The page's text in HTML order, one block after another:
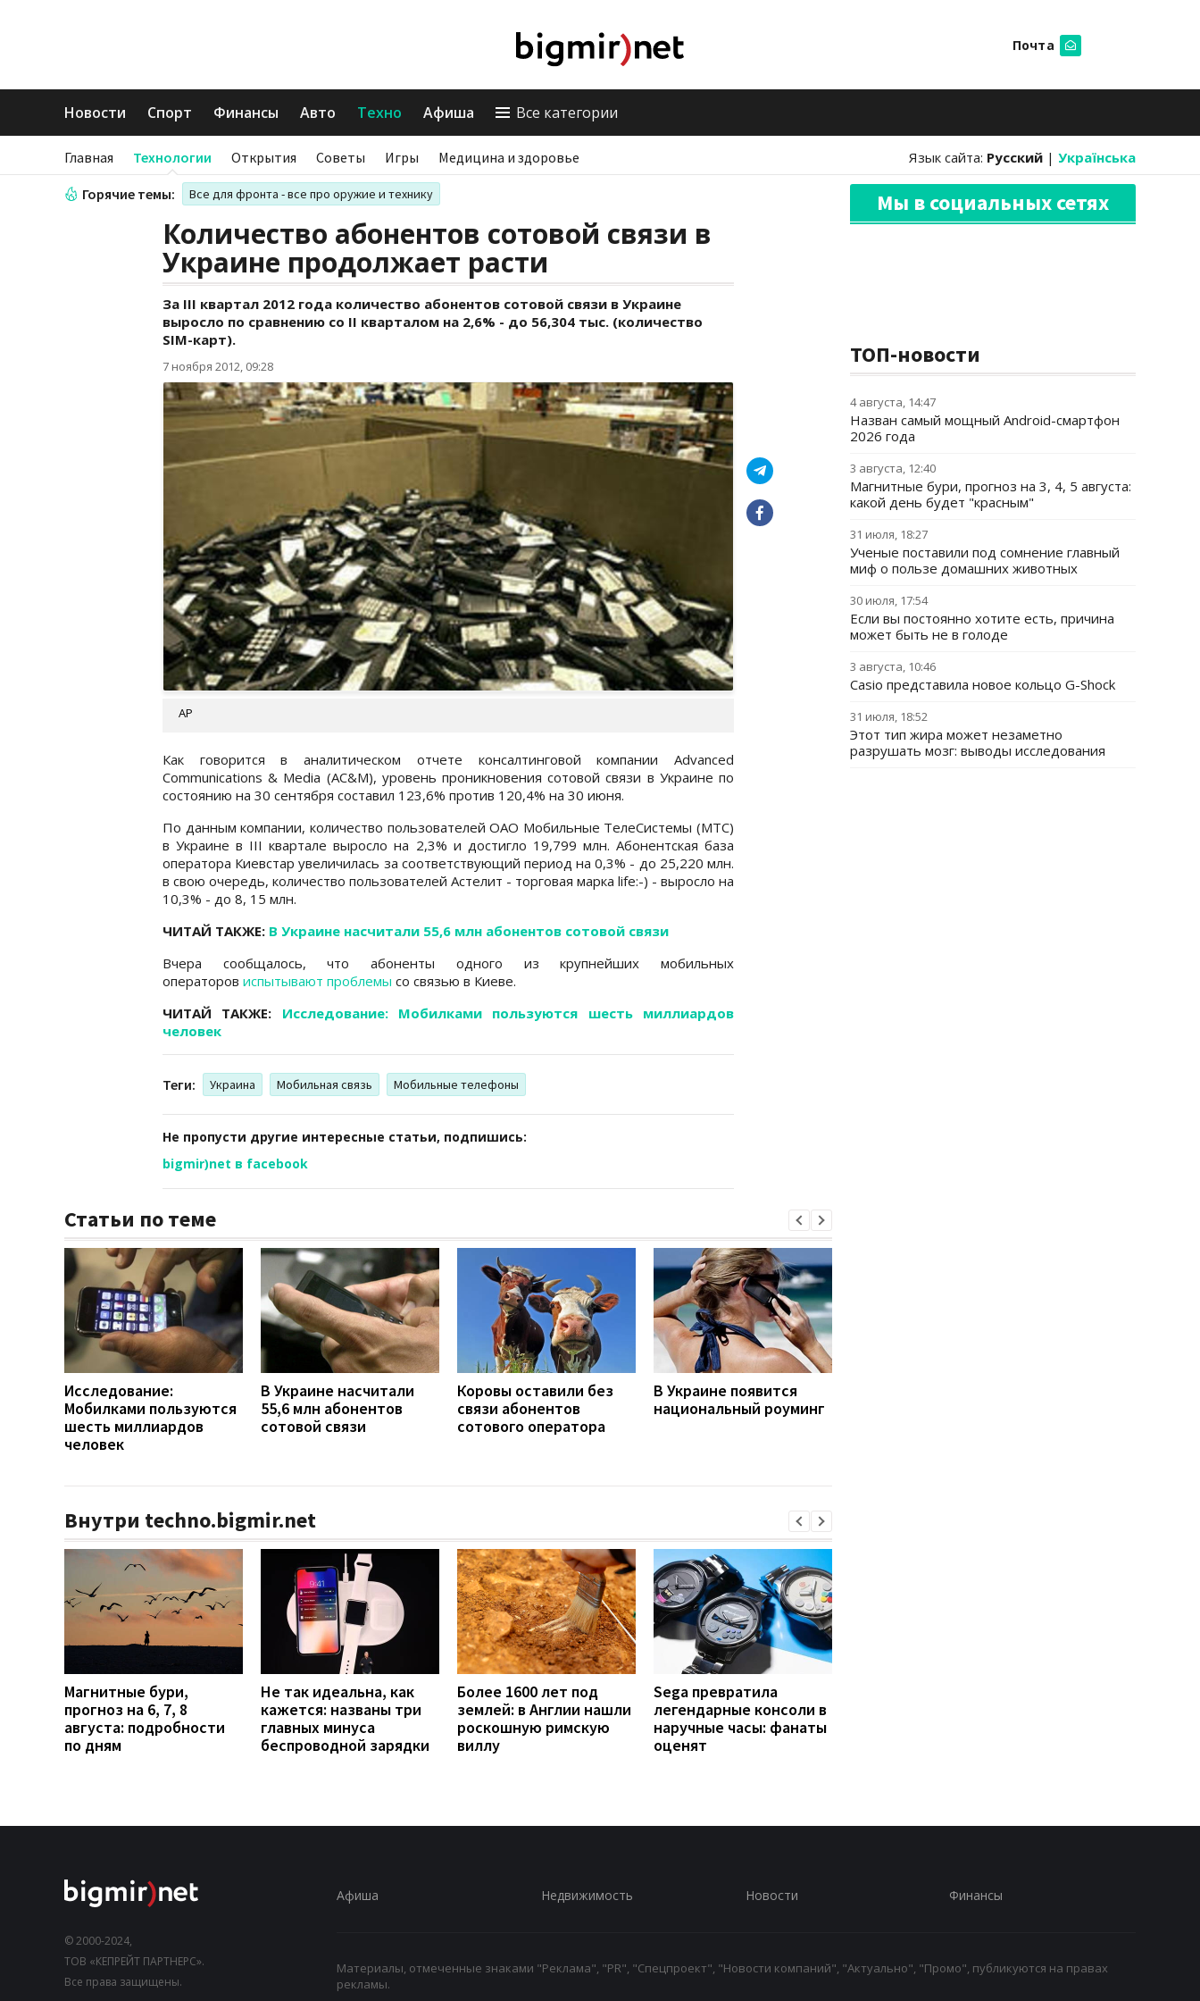
Почта
Новости Спорт Финансы Авто Техно Афиша Все категории
Главная Технологии Открытия Советы Игры Медицина и здоровье Язык сайта: Русский | Українська
Горячие темы: Все для фронта - все про оружие и технику
Количество абонентов сотовой связи в
Украине продолжает расти
За III квартал 2012 года количество абонентов сотовой связи в Украине
выросло по сравнению со II кварталом на 2,6% - до 56,304 тыс. (количество
SIM-карт).
7 ноября 2012, 09:28
AP
Как говорится в аналитическом отчете консалтинговой компании Advanced
Communications & Media (AC&M), уровень проникновения сотовой связи в Украине по
состоянию на 30 сентября составил 123,6% против 120,4% на 30 июня.
По данным компании, количество пользователей ОАО Мобильные ТелеСистемы (МТС)
в Украине в III квартале выросло на 2,3% и достигло 19,799 млн. Абонентская база
оператора Киевстар увеличилась за соответствующий период на 0,3% - до 25,220 млн.
в свою очередь, количество пользователей Астелит - торговая марка life:-) - выросло на
10,3% - до 8, 15 млн.
ЧИТАЙ ТАКЖЕ: В Украине насчитали 55,6 млн абонентов сотовой связи
Вчера сообщалось, что абоненты одного из крупнейших мобильных
операторов испытывают проблемы со связью в Киеве.
ЧИТАЙ ТАКЖЕ: Исследование: Мобилками пользуются шесть миллиардов
человек
Теги: Украина Мобильная связь Мобильные телефоны
Не пропусти другие интересные статьи, подпишись:
bigmir)net в facebook
Статьи по теме
Исследование:
Мобилками пользуются
шесть миллиардов
человек
В Украине насчитали
55,6 млн абонентов
сотовой связи
Коровы оставили без
связи абонентов
сотового оператора
В Украине появится
национальный роуминг
Внутри techno.bigmir.net
Магнитные бури,
прогноз на 6, 7, 8
августа: подробности
по дням
Не так идеальна, как
кажется: названы три
главных минуса
беспроводной зарядки
Более 1600 лет под
землей: в Англии нашли
роскошную римскую
виллу
Sega превратила
легендарные консоли в
наручные часы: фанаты
оценят
Мы в социальных сетях
ТОП-новости
4 августа, 14:47
Назван самый мощный Android-смартфон
2026 года
3 августа, 12:40
Магнитные бури, прогноз на 3, 4, 5 августа:
какой день будет "красным"
31 июля, 18:27
Ученые поставили под сомнение главный
миф о пользе домашних животных
30 июля, 17:54
Если вы постоянно хотите есть, причина
может быть не в голоде
3 августа, 10:46
Casio представила новое кольцо G-Shock
31 июля, 18:52
Этот тип жира может незаметно
разрушать мозг: выводы исследования
© 2000-2024,
ТОВ «КЕПРЕЙТ ПАРТНЕРС».
Все права защищены.
Афиша Недвижимость Новости Финансы
Материалы, отмеченные знаками "Реклама", "PR", "Спецпроект", "Новости компаний", "Актуально", "Промо", публикуются на правах
рекламы.